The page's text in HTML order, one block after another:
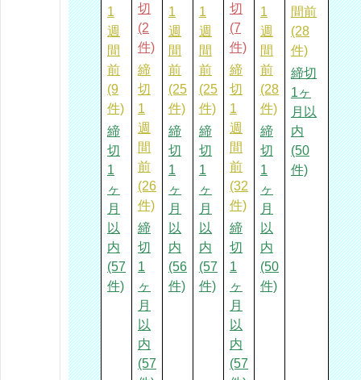
1
週
間
前
(9
件)
締
切
1
ヶ
月
以
内
(57
件)
切
(2
件)
締
切
1
週
間
前
(26
件)
締
切
1
ヶ
月
以
内
(57
1
週
間
前
(25
件)
締
切
1
ヶ
月
以
内
(56
件)
1
週
間
前
(25
件)
締
切
1
ヶ
月
以
内
(57
件)
切
(7
件)
締
切
1
週
間
前
(32
件)
締
切
1
ヶ
月
以
内
(57
1
週
間
前
(28
件)
締
切
1
ヶ
月
以
内
(50
件)
間前
(28
件)
締切
1ヶ
月以
内
(50
件)